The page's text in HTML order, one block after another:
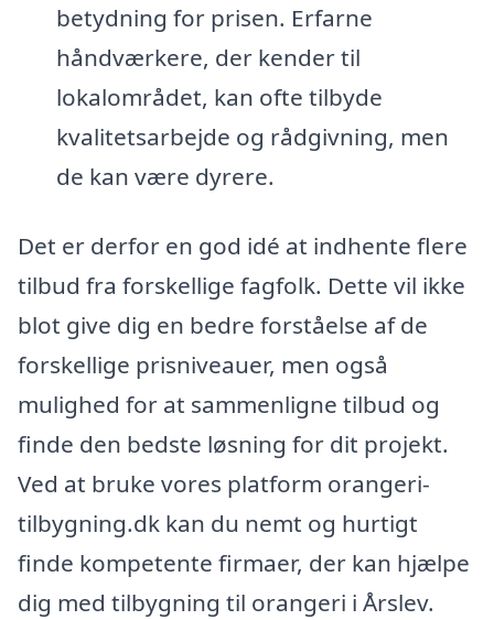
betydning for prisen. Erfarne
håndværkere, der kender til
lokalområdet, kan ofte tilbyde
kvalitetsarbejde og rådgivning, men
de kan være dyrere.
Det er derfor en god idé at indhente flere
tilbud fra forskellige fagfolk. Dette vil ikke
blot give dig en bedre forståelse af de
forskellige prisniveauer, men også
mulighed for at sammenligne tilbud og
finde den bedste løsning for dit projekt.
Ved at bruke vores platform orangeri-
tilbygning.dk kan du nemt og hurtigt
finde kompetente firmaer, der kan hjælpe
dig med tilbygning til orangeri i Årslev.